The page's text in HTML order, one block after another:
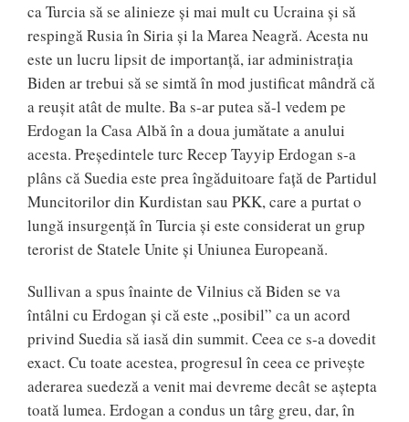
ca Turcia să se alinieze și mai mult cu Ucraina și să
respingă Rusia în Siria și la Marea Neagră. Acesta nu
este un lucru lipsit de importanță, iar administrația
Biden ar trebui să se simtă în mod justificat mândră că
a reușit atât de multe. Ba s-ar putea să-l vedem pe
Erdogan la Casa Albă în a doua jumătate a anului
acesta. Președintele turc Recep Tayyip Erdogan s-a
plâns că Suedia este prea îngăduitoare față de Partidul
Muncitorilor din Kurdistan sau PKK, care a purtat o
lungă insurgență în Turcia și este considerat un grup
terorist de Statele Unite și Uniunea Europeană.
Sullivan a spus înainte de Vilnius că Biden se va
întâlni cu Erdogan și că este „posibil” ca un acord
privind Suedia să iasă din summit. Ceea ce s-a dovedit
exact. Cu toate acestea, progresul în ceea ce privește
aderarea suedeză a venit mai devreme decât se aștepta
toată lumea. Erdogan a condus un târg greu, dar, în